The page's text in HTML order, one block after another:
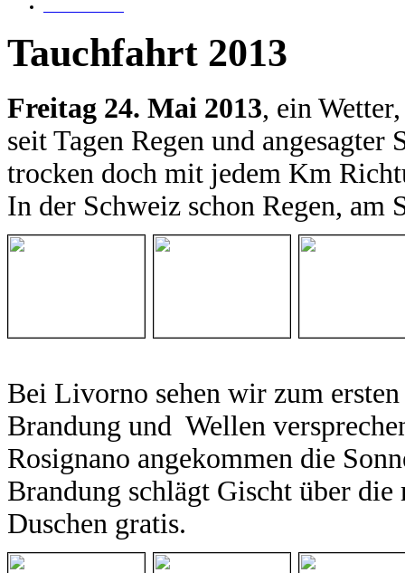
Tauchfahrt 2013
Freitag 24. Mai 2013, ein
seit Tagen Regen und
trocken doch mit jedem Km
In der Schweiz schon Regen, am
Bei Livorno sehen wir zum
Brandung und Wellen
Rosignano angekommen die
Brandung schlägt Gischt über die
Duschen gratis.